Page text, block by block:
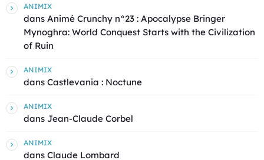
ANIMIX
dans Animé Crunchy n°23 : Apocalypse Bringer
Mynoghra: World Conquest Starts with the Civilization
of Ruin
ANIMIX
dans Castlevania : Noctune
ANIMIX
dans Jean-Claude Corbel
ANIMIX
dans Claude Lombard